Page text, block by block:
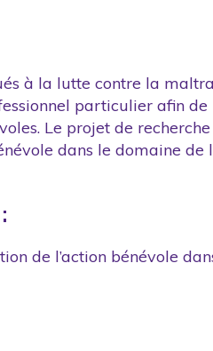
à la lutte contre la
particulier afin
Le projet de
dans le domaine
de l’action bénévole